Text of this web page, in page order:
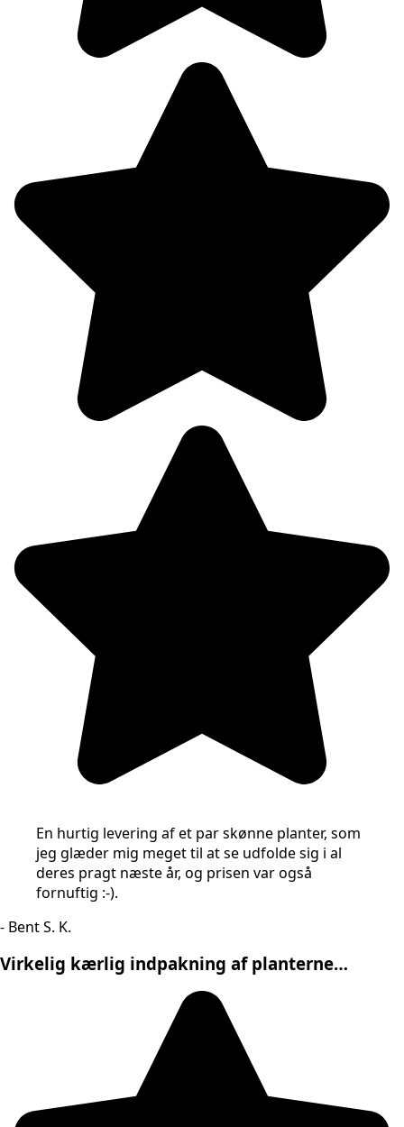
En hurtig levering af et par skønne planter, som
jeg glæder mig meget til at se udfolde sig i al
deres pragt næste år, og prisen var også
fornuftig :-).
- Bent S. K.
Virkelig kærlig indpakning af planterne…